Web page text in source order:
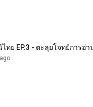
ไทย EP.3 - ตะลุยโจทย์การอ่